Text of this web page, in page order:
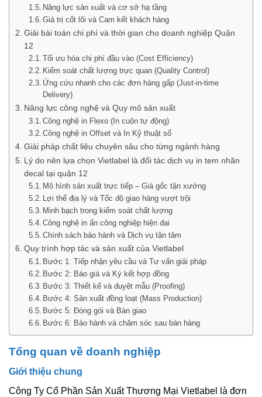
Năng lực sản xuất và cơ sở hạ tầng
Giá trị cốt lõi và Cam kết khách hàng
Giải bài toán chi phí và thời gian cho doanh nghiệp Quận
12
Tối ưu hóa chi phí đầu vào (Cost Efficiency)
Kiểm soát chất lượng trực quan (Quality Control)
Ứng cứu nhanh cho các đơn hàng gấp (Just-in-time
Delivery)
Năng lực công nghệ và Quy mô sản xuất
Công nghệ in Flexo (In cuộn tự động)
Công nghệ in Offset và In Kỹ thuật số
Giải pháp chất liệu chuyên sâu cho từng ngành hàng
Lý do nên lựa chọn Vietlabel là đối tác dịch vụ in tem nhãn
decal tại quận 12
Mô hình sản xuất trực tiếp – Giá gốc tận xưởng
Lợi thế địa lý và Tốc độ giao hàng vượt trội
Minh bạch trong kiểm soát chất lượng
Công nghệ in ấn công nghiệp hiện đại
Chính sách bảo hành và Dịch vụ tận tâm
Quy trình hợp tác và sản xuất của Vietlabel
Bước 1: Tiếp nhận yêu cầu và Tư vấn giải pháp
Bước 2: Báo giá và Ký kết hợp đồng
Bước 3: Thiết kế và duyệt mẫu (Proofing)
Bước 4: Sản xuất đồng loạt (Mass Production)
Bước 5: Đóng gói và Bàn giao
Bước 6: Bảo hành và chăm sóc sau bán hàng
Tổng quan về doanh nghiệp
Giới thiệu chung
Công Ty Cổ Phần Sản Xuất Thương Mại Vietlabel là đơn